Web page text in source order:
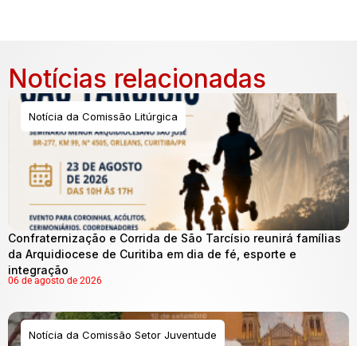
Notícias relacionadas
Notícia da Comissão Litúrgica
Confraternização e Corrida de São Tarcísio reunirá famílias
da Arquidiocese de Curitiba em dia de fé, esporte e
integração
06 de agosto de 2026
Notícia da Comissão Setor Juventude